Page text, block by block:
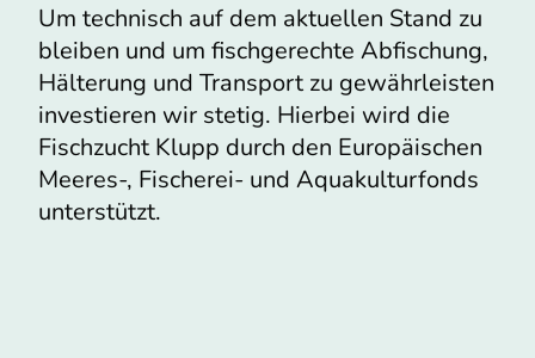
Um technisch auf dem aktuellen Stand zu
bleiben und um fischgerechte Abfischung,
Hälterung und Transport zu gewährleisten
investieren wir stetig. Hierbei wird die
Fischzucht Klupp durch den Europäischen
Meeres-, Fischerei- und Aquakulturfonds
unterstützt.